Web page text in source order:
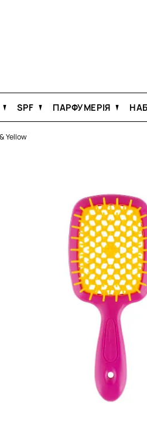
SPF ПАРФУМЕРІЯ
Yellow